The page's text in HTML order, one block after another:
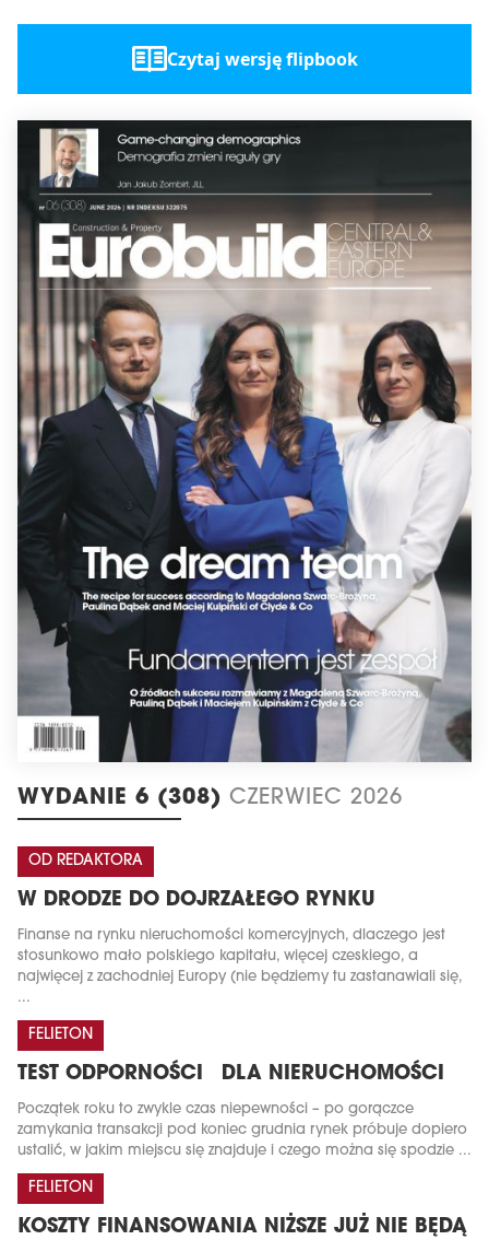
Czytaj wersję flipbook
WYDANIE 6 (308) CZERWIEC 2026
OD REDAKTORA
W DRODZE DO DOJRZAŁEGO RYNKU
Finanse na rynku nieruchomości komercyjnych, dlaczego jest
stosunkowo mało polskiego kapitału, więcej czeskiego, a
najwięcej z zachodniej Europy (nie będziemy tu zastanawiali się,
...
FELIETON
TEST ODPORNOŚCI DLA NIERUCHOMOŚCI
Początek roku to zwykle czas niepewności – po gorączce
zamykania transakcji pod koniec grudnia rynek próbuje dopiero
ustalić, w jakim miejscu się znajduje i czego można się spodzie ...
FELIETON
KOSZTY FINANSOWANIA NIŻSZE JUŻ NIE BĘDĄ